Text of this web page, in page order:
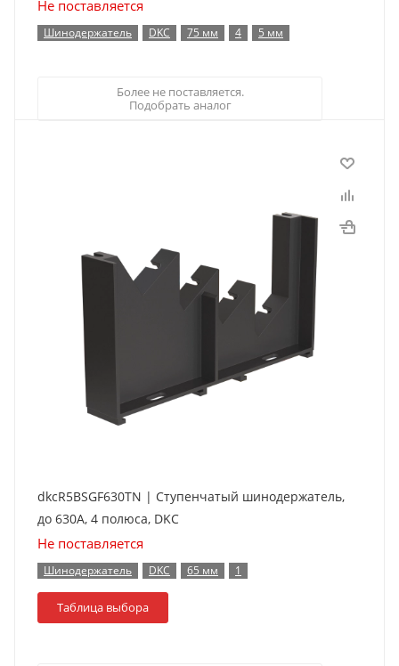
Не поставляется
Шинодержатель DKC 75 мм 4 5 мм
Более не поставляется.
Подобрать аналог
dkcR5BSGF630TN | Ступенчатый шинодержатель,
до 630А, 4 полюса, DKC
Не поставляется
Шинодержатель DKC 65 мм 1
Таблица выбора